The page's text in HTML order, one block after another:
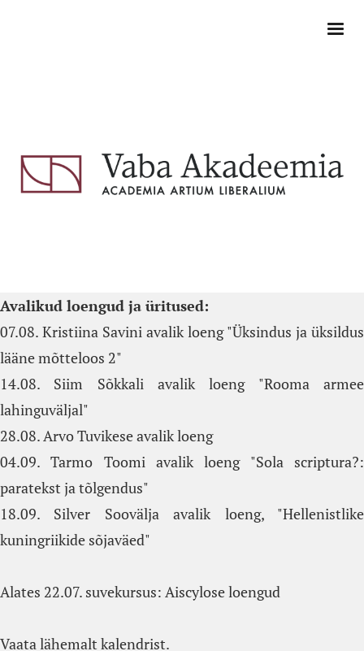
Avalikud loengud ja üritused:
07.08. Kristiina Savini avalik loeng "Üksindus ja üksildus
lääne mõtteloos 2"
14.08. Siim Sõkkali avalik loeng "Rooma armee
lahinguväljal"
28.08. Arvo Tuvikese avalik loeng
04.09. Tarmo Toomi avalik loeng "Sola scriptura?:
paratekst ja tõlgendus"
18.09. Silver Soovälja avalik loeng, "Hellenistlike
kuningriikide sõjaväed"
Alates 22.07. suvekursus: Aiscylose loengud
Vaata lähemalt kalendrist.